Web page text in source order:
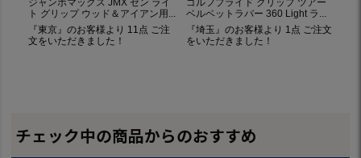
チェック中の商品からのおすすめ